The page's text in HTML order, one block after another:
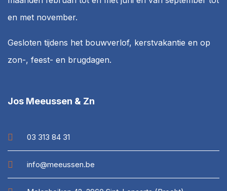
en met november.
Gesloten tijdens het bouwverlof, kerstvakantie en op
zon-, feest- en brugdagen.
Jos Meeussen & Zn
03 313 84 31
info@meeussen.be